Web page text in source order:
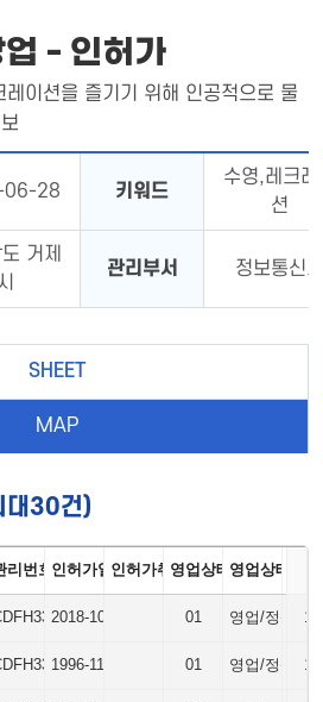
- 인허가
이션을 즐기기 위해 인공적으로 물
06-28 키워드
수영,레크레
션
거제
관리부서 정보통신과
SHEET
MAP
대30건)
체코드
리번호인허가일자인허가취소일자영업상태구분코드
영업상태명
2018-10-01 01 영업/정상 13
1996-11-26 01 영업/정상 13